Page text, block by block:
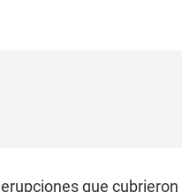
que cubrieron